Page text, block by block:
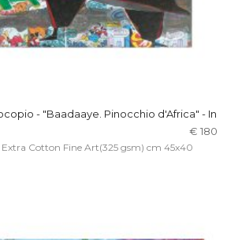
- "Baadaaye. Pinocchio d'Africa" - In
€ 180
Cotton Fine Art(325 gsm) cm 45x40